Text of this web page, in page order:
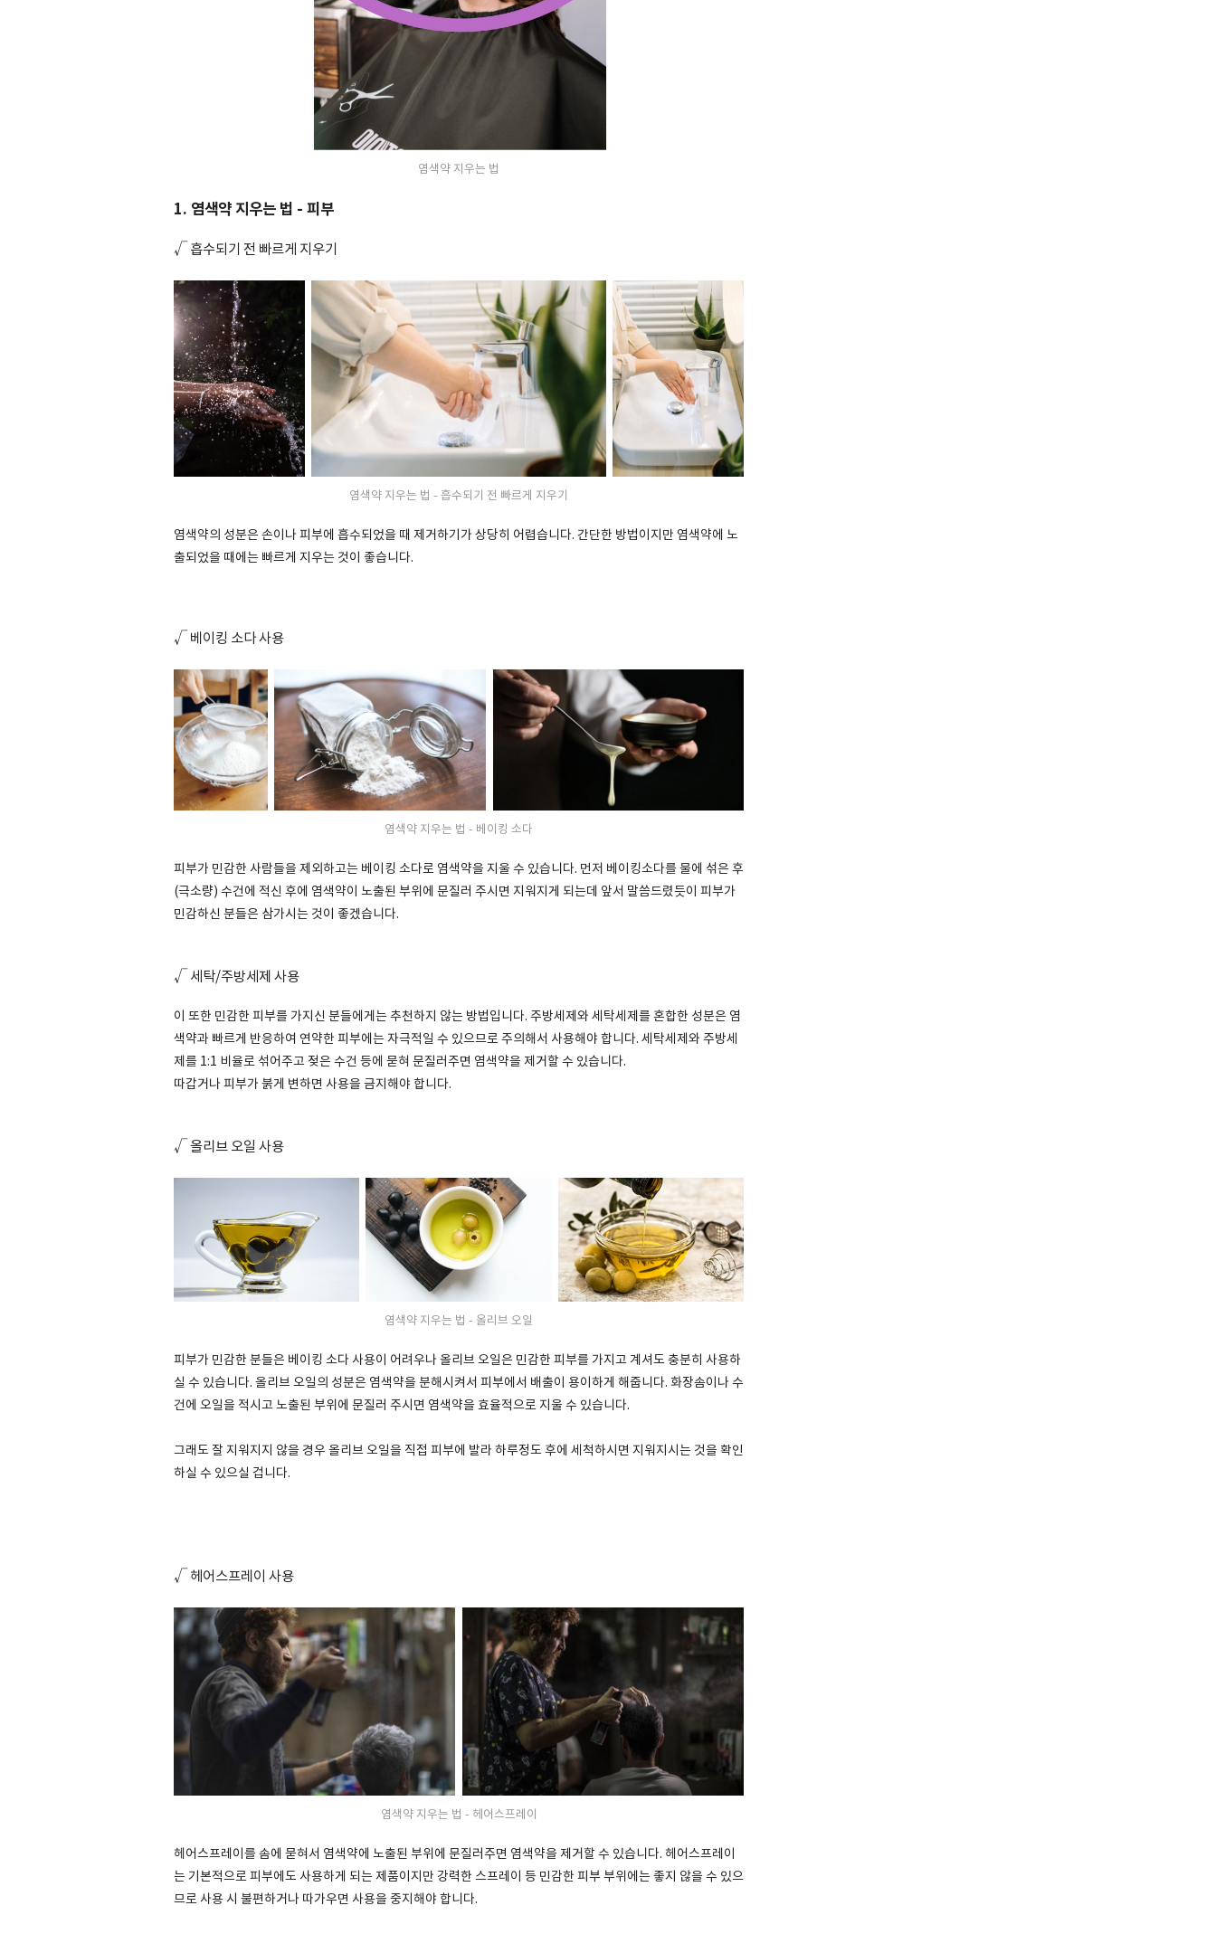
염색약 지우는 법
1. 염색약 지우는 법 - 피부
√ 흡수되기 전 빠르게 지우기
염색약 지우는 법 - 흡수되기 전 빠르게 지우기
염색약의 성분은 손이나 피부에 흡수되었을 때 제거하기가 상당히 어렵습니다. 간단한 방법이지만 염색약에 노
출되었을 때에는 빠르게 지우는 것이 좋습니다.
√ 베이킹 소다 사용
염색약 지우는 법 - 베이킹 소다
피부가 민감한 사람들을 제외하고는 베이킹 소다로 염색약을 지울 수 있습니다. 먼저 베이킹소다를 물에 섞은 후
(극소량) 수건에 적신 후에 염색약이 노출된 부위에 문질러 주시면 지워지게 되는데 앞서 말씀드렸듯이 피부가
민감하신 분들은 삼가시는 것이 좋겠습니다.
√ 세탁/주방세제 사용
이 또한 민감한 피부를 가지신 분들에게는 추천하지 않는 방법입니다. 주방세제와 세탁세제를 혼합한 성분은 염
색약과 빠르게 반응하여 연약한 피부에는 자극적일 수 있으므로 주의해서 사용해야 합니다. 세탁세제와 주방세
제를 1:1 비율로 섞어주고 젖은 수건 등에 묻혀 문질러주면 염색약을 제거할 수 있습니다.
따갑거나 피부가 붉게 변하면 사용을 금지해야 합니다.
√ 올리브 오일 사용
염색약 지우는 법 - 올리브 오일
피부가 민감한 분들은 베이킹 소다 사용이 어려우나 올리브 오일은 민감한 피부를 가지고 계셔도 충분히 사용하
실 수 있습니다. 올리브 오일의 성분은 염색약을 분해시켜서 피부에서 배출이 용이하게 해줍니다. 화장솜이나 수
건에 오일을 적시고 노출된 부위에 문질러 주시면 염색약을 효율적으로 지울 수 있습니다.
그래도 잘 지워지지 않을 경우 올리브 오일을 직접 피부에 발라 하루정도 후에 세척하시면 지워지시는 것을 확인
하실 수 있으실 겁니다.
√ 헤어스프레이 사용
염색약 지우는 법 - 헤어스프레이
헤어스프레이를 솜에 묻혀서 염색약에 노출된 부위에 문질러주면 염색약을 제거할 수 있습니다. 헤어스프레이
는 기본적으로 피부에도 사용하게 되는 제품이지만 강력한 스프레이 등 민감한 피부 부위에는 좋지 않을 수 있으
므로 사용 시 불편하거나 따가우면 사용을 중지해야 합니다.